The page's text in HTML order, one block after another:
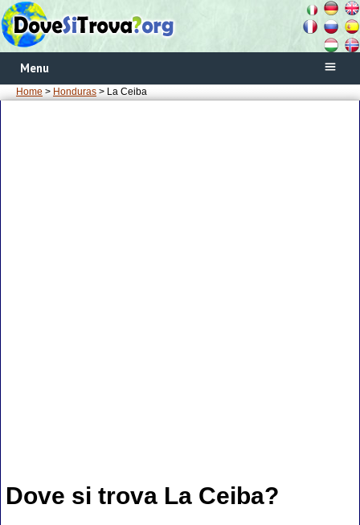
Menu
Home > Honduras > La Ceiba
Dove si trova La Ceiba?